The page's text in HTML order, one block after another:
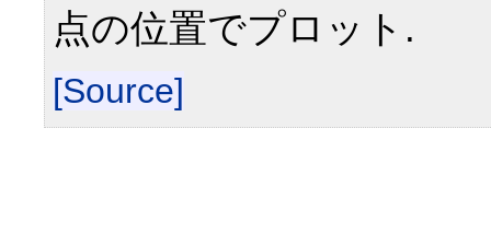
点の位置でプロット.
[Source]